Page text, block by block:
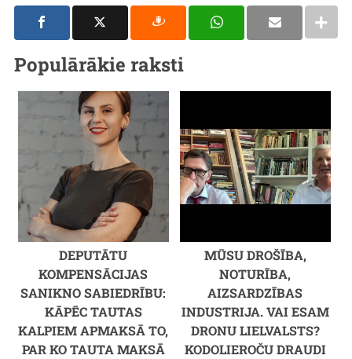
Populārākie raksti
DEPUTĀTU
KOMPENSĀCIJAS
SANIKNO SABIEDRĪBU:
KĀPĒC TAUTAS
KALPIEM APMAKSĀ TO,
PAR KO TAUTA MAKSĀ
MŪSU DROŠĪBA,
NOTURĪBA,
AIZSARDZĪBAS
INDUSTRIJA. VAI ESAM
DRONU LIELVALSTS?
KODOLIEROČU DRAUDI